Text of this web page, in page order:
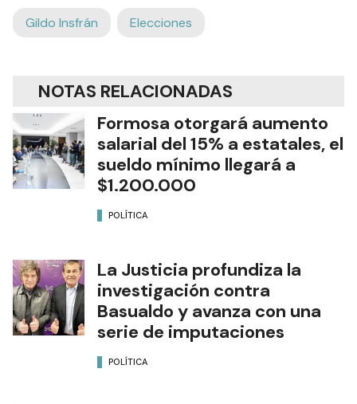
Gildo Insfrán Elecciones
NOTAS RELACIONADAS
Formosa otorgará aumento
salarial del 15% a estatales, el
sueldo mínimo llegará a
$1.200.000
POLÍTICA
La Justicia profundiza la
investigación contra
Basualdo y avanza con una
serie de imputaciones
POLÍTICA